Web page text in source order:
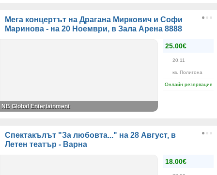
Мега концертът на Драгана Миркович и Софи
Маринова - на 20 Ноември, в Зала Арена 8888
25.00€
20.11
кв. Полигона
Онлайн резервация
NB Global Entertainment
Спектакълът "За любовта..." на 28 Август, в
Летен театър - Варна
18.00€